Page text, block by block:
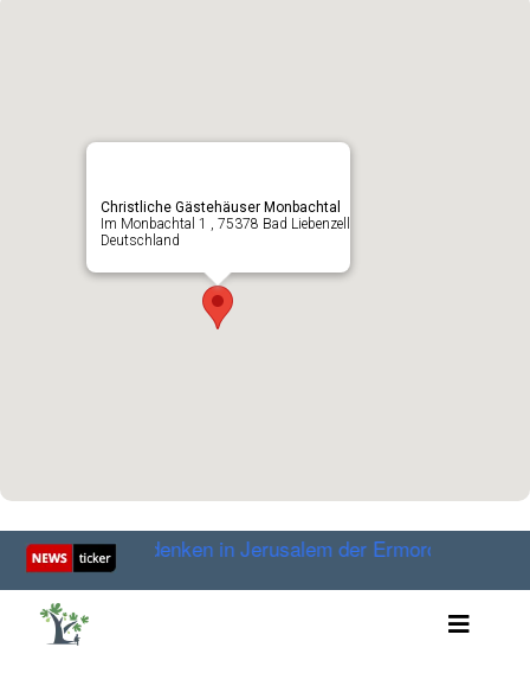
Christliche Gästehäuser Monbachtal
Im Monbachtal 1 , 75378 Bad Liebenzell
Deutschland
gedenken in Jerusalem der Ermordung der